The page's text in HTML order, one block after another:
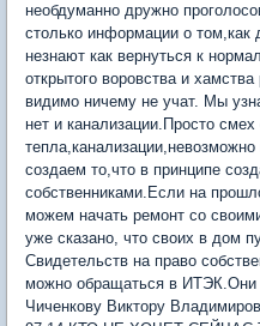
необдуманно дружно
столько информации о
незнают как вернуться к
открытого воровства и
видимо ничему не учат. Мы
нет и канализации.Просто
создаем то,что в принципе
собственниками.Если на
можем начать ремонт со
уже сказано, что своих в дом
Свидетельств на право
можно обращаться в ИТЭК.Они
Чиченкову Виктору